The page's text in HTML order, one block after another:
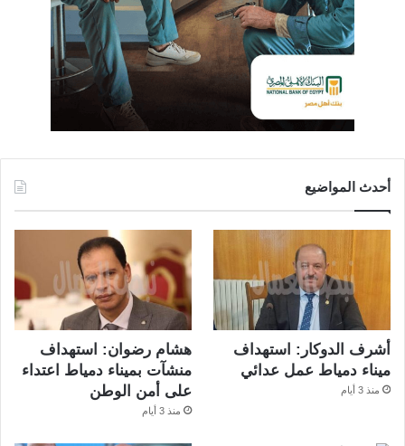
أحدث المواضيع
أشرف الدوكار: استهداف
ميناء دمياط عمل عدائي
منذ 3 أيام
هشام رضوان: استهداف
منشآت بميناء دمياط اعتداء
على أمن الوطن
منذ 3 أيام